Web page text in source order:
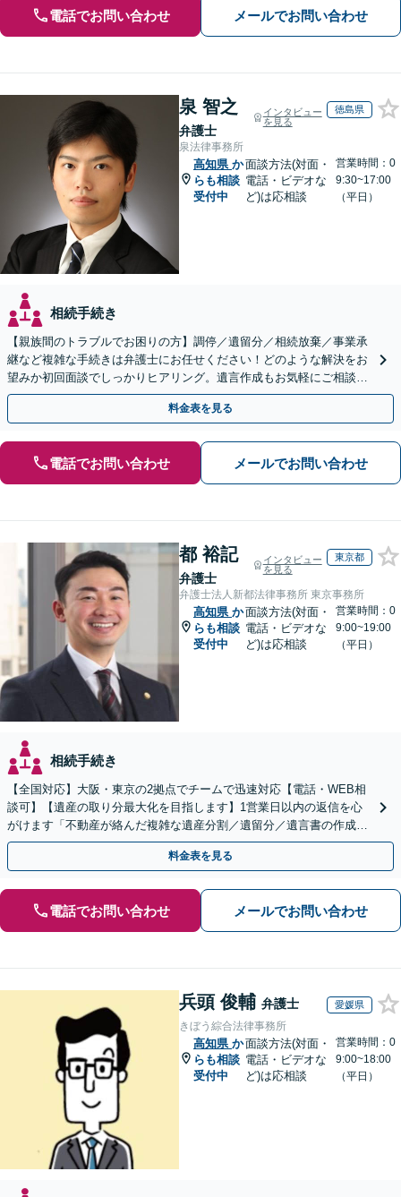
電話でお問い合わせ メールでお問い合わせ
泉 智之
弁護士
インタビュー
を見る
徳島県
泉法律事務所
高知県 か
らも相談
受付中
面談方法(対面・
電話・ビデオな
ど)は応相談
営業時間：0
9:30~17:00
（平日）
相続手続き
【親族間のトラブルでお困りの方】調停／遺留分／相続放棄／事業承
継など複雑な手続きは弁護士にお任せください！どのような解決をお
望みか初回面談でしっかりヒアリング。遺言作成もお気軽にご相談く
ださい。
料金表を見る
電話でお問い合わせ メールでお問い合わせ
都 裕記
弁護士
インタビュー
を見る
東京都
弁護士法人新都法律事務所 東京事務所
高知県 か
らも相談
受付中
面談方法(対面・
電話・ビデオな
ど)は応相談
営業時間：0
9:00~19:00
（平日）
相続手続き
【全国対応】大阪・東京の2拠点でチームで迅速対応【電話・WEB相
談可】【遺産の取り分最大化を目指します】1営業日以内の返信を心
がけます「不動産が絡んだ複雑な遺産分割／遺留分／遺言書の作成・
執行／事業承継など、お任せください」【休日相談あり】
料金表を見る
電話でお問い合わせ メールでお問い合わせ
兵頭 俊輔 弁護士 愛媛県
きぼう綜合法律事務所
高知県 か
らも相談
受付中
面談方法(対面・
電話・ビデオな
ど)は応相談
営業時間：0
9:00~18:00
（平日）